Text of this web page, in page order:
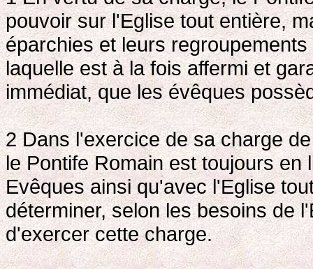
pouvoir sur l'Eglise tout entière,
éparchies et leurs
laquelle est à la fois affermi et
immédiat, que les évêques
2 Dans l'exercice de sa charge
le Pontife Romain est toujours
Evêques ainsi qu'avec l'Eglise
déterminer, selon les besoins de
d'exercer cette charge.